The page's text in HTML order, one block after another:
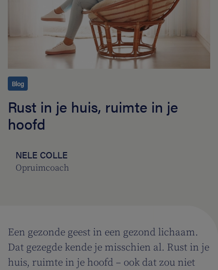
Blog
Rust in je huis, ruimte in je
hoofd
NELE COLLE
Opruimcoach
Een gezonde geest in een gezond lichaam.
Dat gezegde kende je misschien al. Rust in je
huis, ruimte in je hoofd – ook dat zou niet